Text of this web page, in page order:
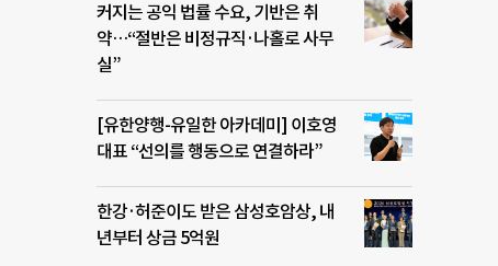
커지는 공익 법률 수요, 기반은 취
약…“절반은 비정규직·나홀로 사무
실”
[유한양행-유일한 아카데미] 이호영
대표 “선의를 행동으로 연결하라”
한강·허준이도 받은 삼성호암상, 내
년부터 상금 5억원